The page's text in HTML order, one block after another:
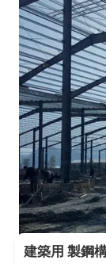
建築用 製鋼